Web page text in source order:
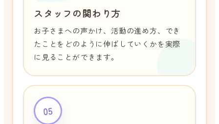
スタッフの関わり方
お子さまへの声かけ、活動の進め方、でき
たことをどのように伸ばしていくかを実際
に見ることができます。
05